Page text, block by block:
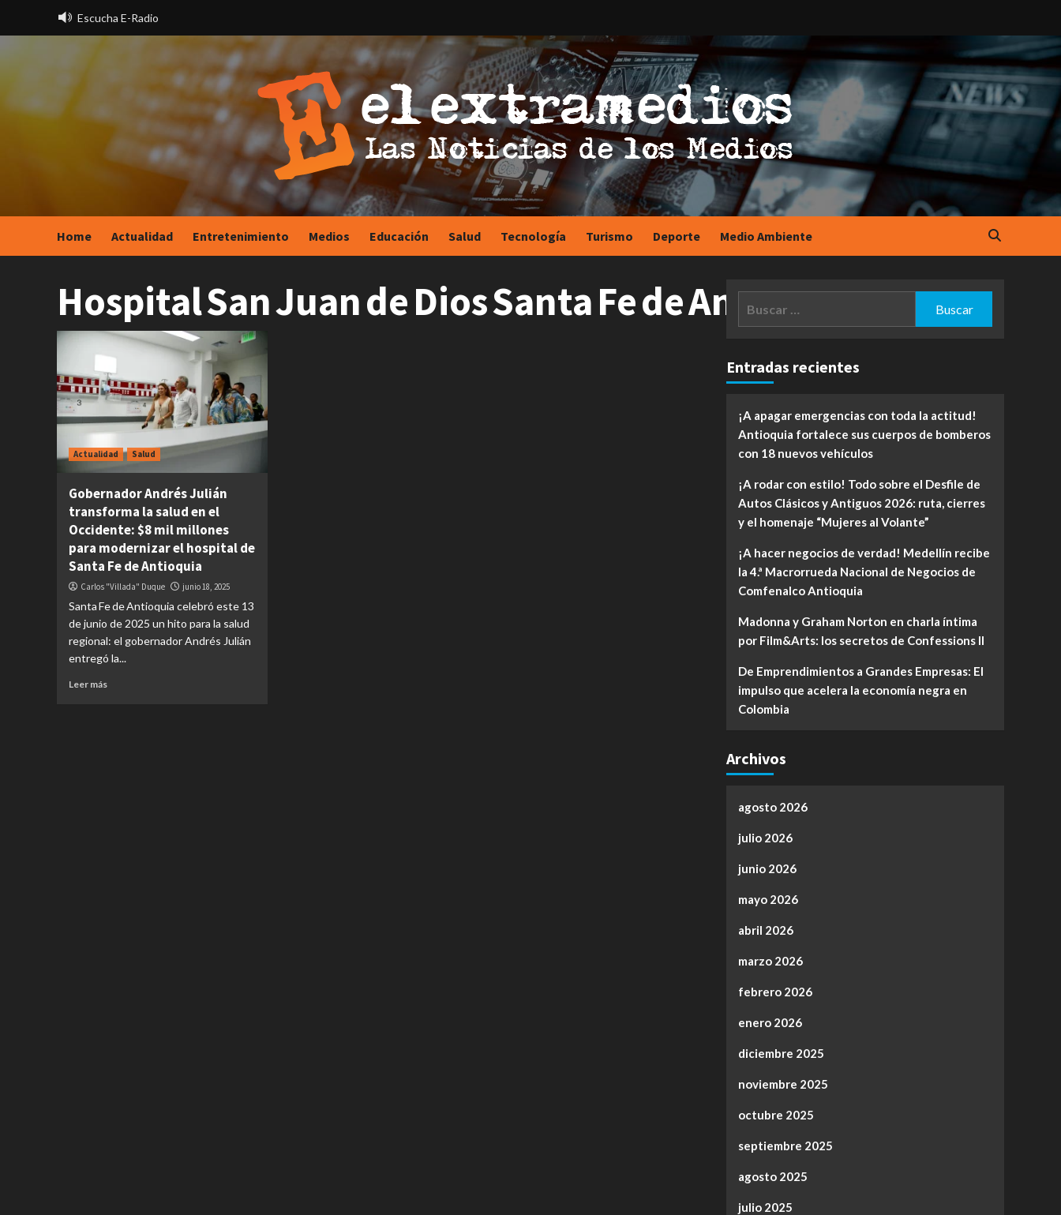
Escucha E-Radio
Home Actualidad Entretenimiento Medios Educación Salud Tecnología Turismo Deporte Medio Ambiente
Hospital San Juan de Dios Santa Fe de Antioquia
Actualidad Salud
Gobernador Andrés Julián
transforma la salud en el
Occidente: $8 mil millones
para modernizar el hospital de
Santa Fe de Antioquia
Carlos "Villada" Duque junio 18, 2025
Santa Fe de Antioquia celebró este 13
de junio de 2025 un hito para la salud
regional: el gobernador Andrés Julián
entregó la...
Leer más
Entradas recientes
¡A apagar emergencias con toda la actitud!
Antioquia fortalece sus cuerpos de bomberos
con 18 nuevos vehículos
¡A rodar con estilo! Todo sobre el Desfile de
Autos Clásicos y Antiguos 2026: ruta, cierres
y el homenaje “Mujeres al Volante”
¡A hacer negocios de verdad! Medellín recibe
la 4.ª Macrorrueda Nacional de Negocios de
Comfenalco Antioquia
Madonna y Graham Norton en charla íntima
por Film&Arts: los secretos de Confessions II
De Emprendimientos a Grandes Empresas: El
impulso que acelera la economía negra en
Colombia
Archivos
agosto 2026
julio 2026
junio 2026
mayo 2026
abril 2026
marzo 2026
febrero 2026
enero 2026
diciembre 2025
noviembre 2025
octubre 2025
septiembre 2025
agosto 2025
julio 2025